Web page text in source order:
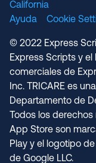
California
Ayuda
Cookie
© 2022 Express
Express Scripts y
comerciales de
Inc. TRICARE es
Departamento de
Todos los
App Store son
Play y el logotipo
de Google LLC.